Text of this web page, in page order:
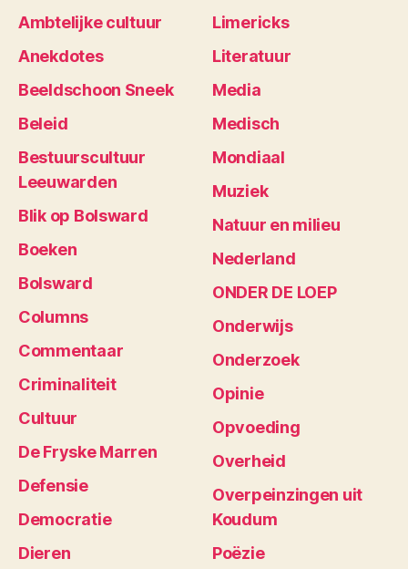
Ambtelijke cultuur
Anekdotes
Beeldschoon Sneek
Beleid
Bestuurscultuur
Leeuwarden
Blik op Bolsward
Boeken
Bolsward
Columns
Commentaar
Criminaliteit
Cultuur
De Fryske Marren
Defensie
Democratie
Dieren
Limericks
Literatuur
Media
Medisch
Mondiaal
Muziek
Natuur en milieu
Nederland
ONDER DE LOEP
Onderwijs
Onderzoek
Opinie
Opvoeding
Overheid
Overpeinzingen uit
Koudum
Poëzie